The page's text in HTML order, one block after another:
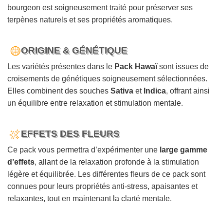
bourgeon est soigneusement traité pour préserver ses
terpènes naturels et ses propriétés aromatiques.
ORIGINE & GÉNÉTIQUE
Les variétés présentes dans le Pack Hawaïsont issues de
croisements de génétiques soigneusement sélectionnées.
Elles combinent des souches Sativa et Indica, offrant ainsi
un équilibre entre relaxation et stimulation mentale.
EFFETS DES FLEURS
Ce pack vous permettra d’expérimenter une large gamme
d’effets, allant de la relaxation profonde à la stimulation
légère et équilibrée. Les différentes fleurs de ce pack sont
connues pour leurs propriétés anti-stress, apaisantes et
relaxantes, tout en maintenant la clarté mentale.